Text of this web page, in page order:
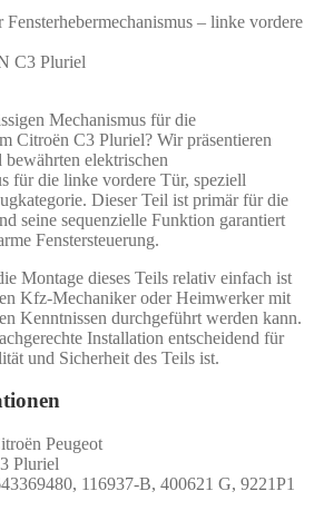
– linke vordere
C3 Pluriel
Mechanismus für die
Citroën C3 Pluriel? Wir präsentieren
elektrischen
für die linke vordere Tür, speziell
Dieser Teil ist primär für die
seine sequenzielle Funktion garantiert
Fenstersteuerung.
Montage dieses Teils relativ einfach ist
Kfz-Mechaniker oder Heimwerker mit
Kenntnissen durchgeführt werden kann.
Installation entscheidend für
und Sicherheit des Teils ist.
Peugeot
Pluriel
116937-B, 400621 G, 9221P1